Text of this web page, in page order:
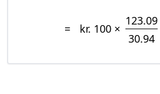
= kr. 100 ×
123.09
30.94